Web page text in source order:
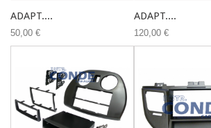
ADAPT....
50,00 €
ADAPT....
120,00 €